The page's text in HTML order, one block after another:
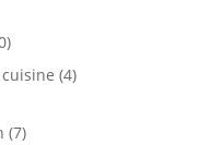
10
produits44
77